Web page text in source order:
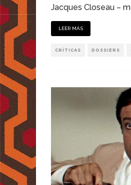
Jacques Closeau –
LEER MÁS
CRÍTICAS DOSSIERS